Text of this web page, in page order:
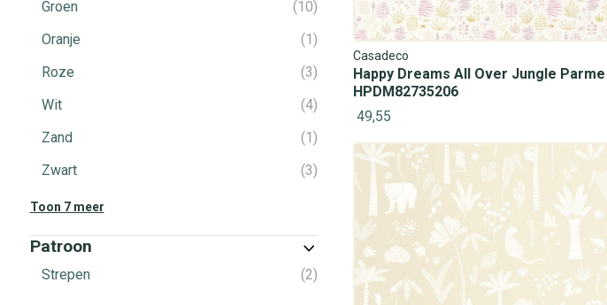
Groen
10
Oranje
1
Roze
3
Wit
4
Zand
1
Zwart
3
Toon 7 meer
Patroon
Strepen 2
Casadeco
Happy Dreams All Over Jungle Parme
HPDM82735206
49,55